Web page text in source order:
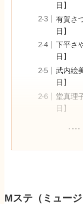
日】
有賀さ
日】
下平さ
日】
武内絵
日】
堂真理
日】
Mステ（ミュー